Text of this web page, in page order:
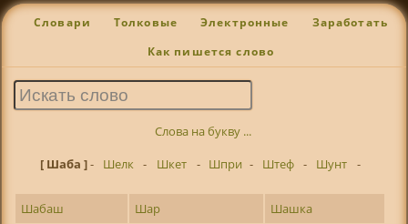
Словари Толковые Электронные Заработать
Как пишется слово
Слова на букву ...
[ Шаба ]- Шелк - Шкет - Шпри - Штеф - Шунт -
Шабаш Шар
Шашка